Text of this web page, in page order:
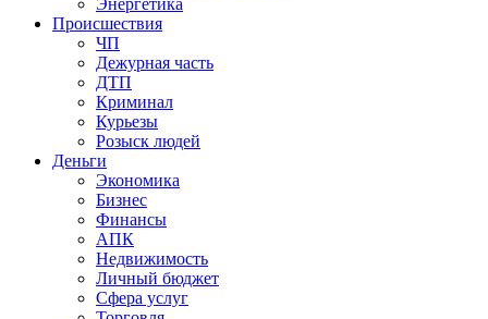
Энергетика
Происшествия
ЧП
Дежурная часть
ДТП
Криминал
Курьезы
Розыск людей
Деньги
Экономика
Бизнес
Финансы
АПК
Недвижимость
Личный бюджет
Сфера услуг